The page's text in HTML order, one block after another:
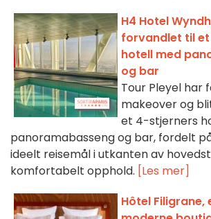
H4 Hotel
forvandlet til
hotell med
og bar
Tour Pleyel har
makeover og
et 4-stjerners
panoramabasseng og bar, fordelt
ideelt reisemål i utkanten av
komfortabelt opphold. [Les mer]
Hôtel